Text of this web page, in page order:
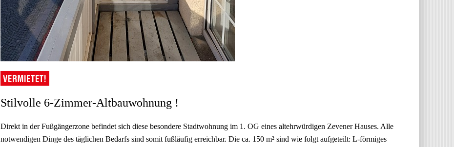
Stilvolle 6-Zimmer-Altbauwohnung !
Direkt in der Fußgängerzone befindet sich diese besondere Stadtwohnung im 1. OG eines altehrwürdigen Zevener Hauses. Alle
notwendigen Dinge des täglichen Bedarfs sind somit fußläufig erreichbar. Die ca. 150 m² sind wie folgt aufgeteilt: L-förmiges